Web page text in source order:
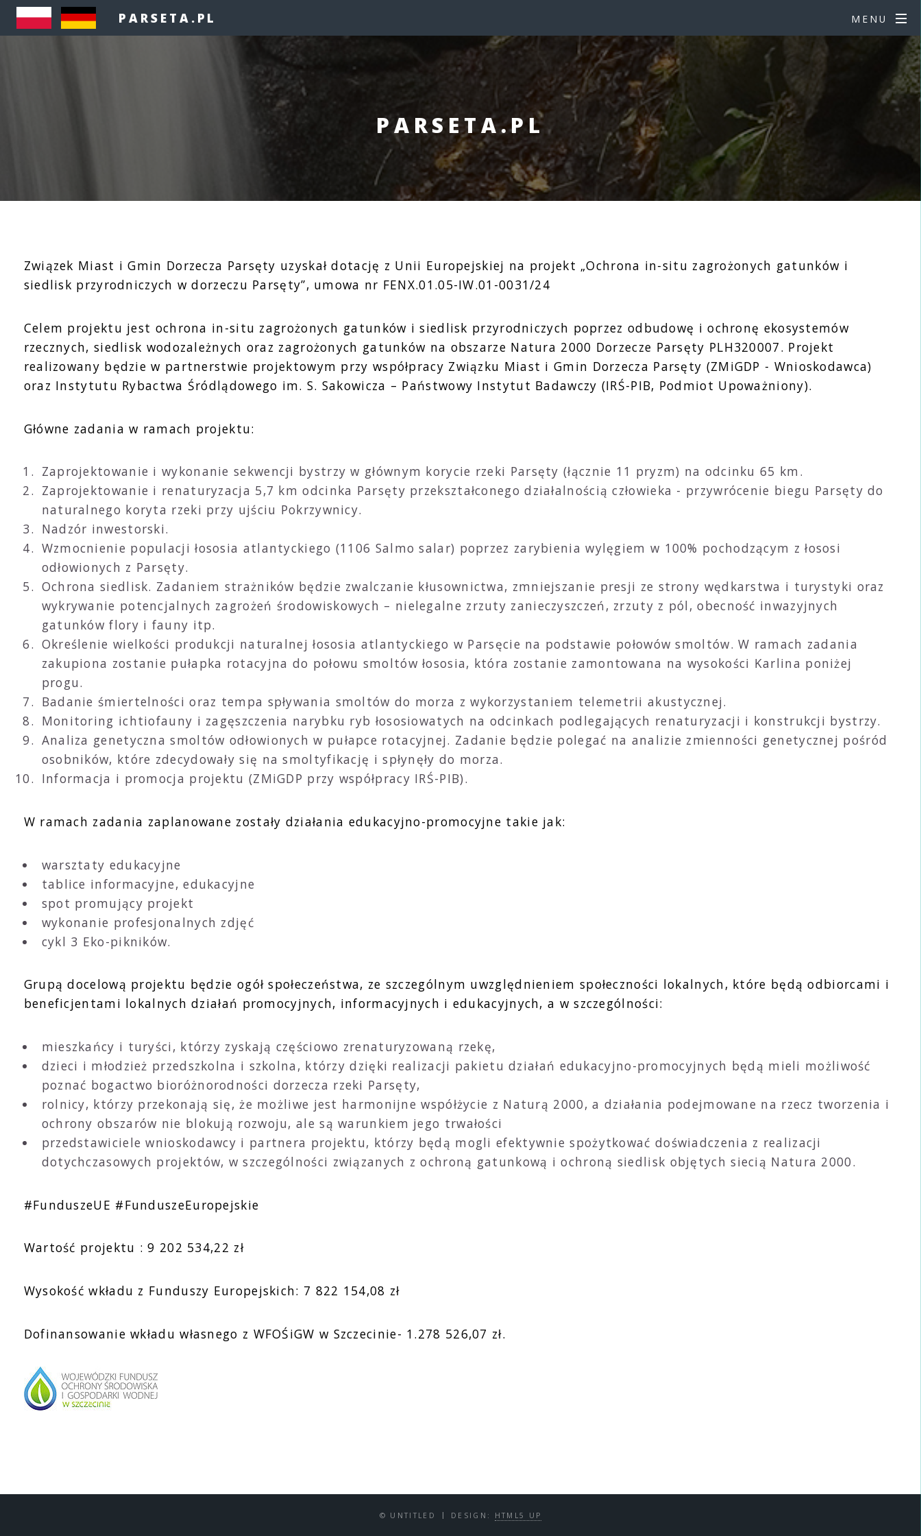
PARSETA.PL MENU
PARSETA.PL
Związek Miast i Gmin Dorzecza Parsęty uzyskał dotację z Unii Europejskiej na projekt „Ochrona in-situ zagrożonych gatunków i
siedlisk przyrodniczych w dorzeczu Parsęty”, umowa nr FENX.01.05-IW.01-0031/24
Celem projektu jest ochrona in-situ zagrożonych gatunków i siedlisk przyrodniczych poprzez odbudowę i ochronę ekosystemów
rzecznych, siedlisk wodozależnych oraz zagrożonych gatunków na obszarze Natura 2000 Dorzecze Parsęty PLH320007. Projekt
realizowany będzie w partnerstwie projektowym przy współpracy Związku Miast i Gmin Dorzecza Parsęty (ZMiGDP - Wnioskodawca)
oraz Instytutu Rybactwa Śródlądowego im. S. Sakowicza – Państwowy Instytut Badawczy (IRŚ-PIB, Podmiot Upoważniony).
Główne zadania w ramach projektu:
Zaprojektowanie i wykonanie sekwencji bystrzy w głównym korycie rzeki Parsęty (łącznie 11 pryzm) na odcinku 65 km.
Zaprojektowanie i renaturyzacja 5,7 km odcinka Parsęty przekształconego działalnością człowieka - przywrócenie biegu Parsęty do
naturalnego koryta rzeki przy ujściu Pokrzywnicy.
Nadzór inwestorski.
Wzmocnienie populacji łososia atlantyckiego (1106 Salmo salar) poprzez zarybienia wylęgiem w 100% pochodzącym z łososi
odłowionych z Parsęty.
Ochrona siedlisk. Zadaniem strażników będzie zwalczanie kłusownictwa, zmniejszanie presji ze strony wędkarstwa i turystyki oraz
wykrywanie potencjalnych zagrożeń środowiskowych – nielegalne zrzuty zanieczyszczeń, zrzuty z pól, obecność inwazyjnych
gatunków flory i fauny itp.
Określenie wielkości produkcji naturalnej łososia atlantyckiego w Parsęcie na podstawie połowów smoltów. W ramach zadania
zakupiona zostanie pułapka rotacyjna do połowu smoltów łososia, która zostanie zamontowana na wysokości Karlina poniżej
progu.
Badanie śmiertelności oraz tempa spływania smoltów do morza z wykorzystaniem telemetrii akustycznej.
Monitoring ichtiofauny i zagęszczenia narybku ryb łososiowatych na odcinkach podlegających renaturyzacji i konstrukcji bystrzy.
Analiza genetyczna smoltów odłowionych w pułapce rotacyjnej. Zadanie będzie polegać na analizie zmienności genetycznej pośród
osobników, które zdecydowały się na smoltyfikację i spłynęły do morza.
Informacja i promocja projektu (ZMiGDP przy współpracy IRŚ-PIB).
W ramach zadania zaplanowane zostały działania edukacyjno-promocyjne takie jak:
warsztaty edukacyjne
tablice informacyjne, edukacyjne
spot promujący projekt
wykonanie profesjonalnych zdjęć
cykl 3 Eko-pikników.
Grupą docelową projektu będzie ogół społeczeństwa, ze szczególnym uwzględnieniem społeczności lokalnych, które będą odbiorcami i
beneficjentami lokalnych działań promocyjnych, informacyjnych i edukacyjnych, a w szczególności:
mieszkańcy i turyści, którzy zyskają częściowo zrenaturyzowaną rzekę,
dzieci i młodzież przedszkolna i szkolna, którzy dzięki realizacji pakietu działań edukacyjno-promocyjnych będą mieli możliwość
poznać bogactwo bioróżnorodności dorzecza rzeki Parsęty,
rolnicy, którzy przekonają się, że możliwe jest harmonijne współżycie z Naturą 2000, a działania podejmowane na rzecz tworzenia i
ochrony obszarów nie blokują rozwoju, ale są warunkiem jego trwałości
przedstawiciele wnioskodawcy i partnera projektu, którzy będą mogli efektywnie spożytkować doświadczenia z realizacji
dotychczasowych projektów, w szczególności związanych z ochroną gatunkową i ochroną siedlisk objętych siecią Natura 2000.
#FunduszeUE #FunduszeEuropejskie
Wartość projektu : 9 202 534,22 zł
Wysokość wkładu z Funduszy Europejskich: 7 822 154,08 zł
Dofinansowanie wkładu własnego z WFOŚiGW w Szczecinie- 1.278 526,07 zł.
© UNTITLED DESIGN: HTML5 UP